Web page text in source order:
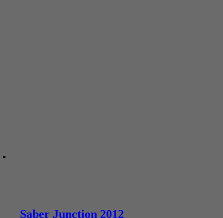
Saber Junction 2012